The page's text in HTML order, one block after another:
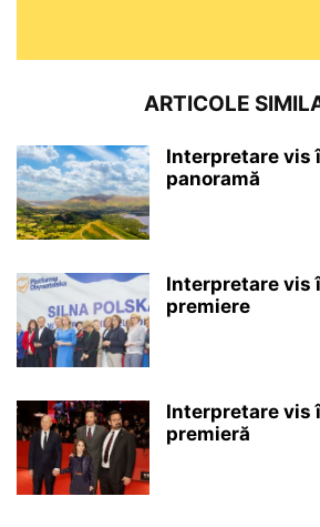
ARTICOLE
Interpretare vis
panoramă
Interpretare vis
premiere
Interpretare vis
premieră